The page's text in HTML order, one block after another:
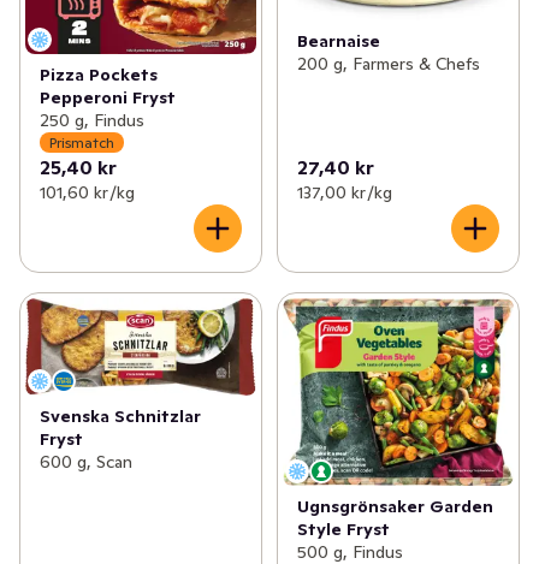
Pizza Pockets
Pepperoni Fryst
250 g, Findus
Prismatch
25,40 kr
101,60 kr /kg
Bearnaise
200 g, Farmers & Chefs
27,40 kr
137,00 kr /kg
Svenska Schnitzlar
Fryst
600 g, Scan
Ugnsgrönsaker Garden
Style Fryst
500 g, Findus